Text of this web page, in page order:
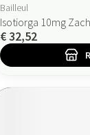
Bailleul
Isotiorga 10mg
€ 32,52